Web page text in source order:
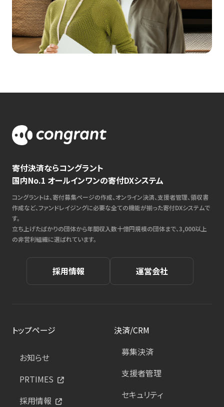
寄付決済ならコングラント
国内No.1 オールインワンの寄付DXシステム
コングラントは、寄付募集ページの作成、オンライン決済、支援者管理、領収書
作成など、ファンドレイジングに必要な全ての機能が揃った寄付DXシステムで
す。
立ち上げたばかりの団体から年間収入数十億円規模の団体まで、3,000以上
の非営利組織に選ばれています。
採用情報 運営会社
トップページ
お知らせ
PRTIMES
採用情報
決済/CRM
募集決済
支援者管理
セキュリティ